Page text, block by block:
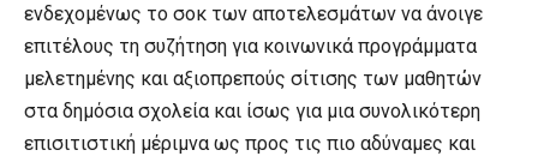
ενδεχομένως το σοκ των αποτελεσμάτων να άνοιγε
επιτέλους τη συζήτηση για κοινωνικά προγράμματα
μελετημένης και αξιοπρεπούς σίτισης των μαθητών
στα δημόσια σχολεία και ίσως για μια συνολικότερη
επισιτιστική μέριμνα ως προς τις πιο αδύναμες και